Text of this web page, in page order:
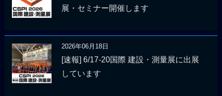
展・セミナー開催します
2026年06月18日
[速報] 6/17-20国際 建設・測量展に出展
しています